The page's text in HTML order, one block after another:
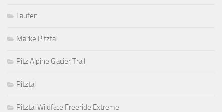
Laufen
Marke Pitztal
Pitz Alpine Glacier Trail
Pitztal
Pitztal Wildface Freeride Extreme